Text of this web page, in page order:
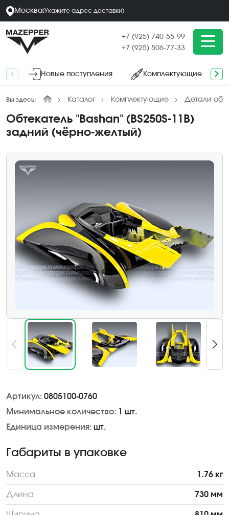
Москва(Укажите адрес доставки)
+7 (925) 740-55-99
+7 (925) 506-77-33
Новые поступления Комплектующие
Вы здесь: Каталог Комплектующие Детали
Обтекатель "Bashan" (BS250S-11B)
задний (чёрно-желтый)
Артикул: 0805100-0760
Минимальное количество: 1 шт.
Единица измерения: шт.
Габариты в упаковке
Масса 1.76 кг
Длина 730 мм